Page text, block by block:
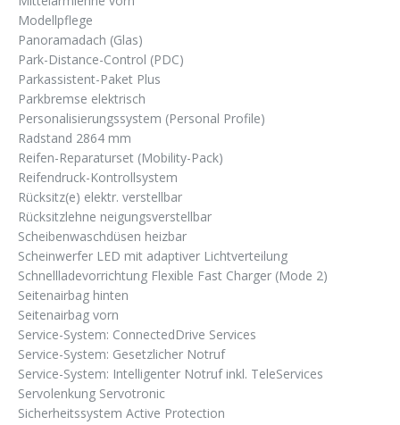
Modellpflege
Panoramadach (Glas)
Park-Distance-Control (PDC)
Parkassistent-Paket Plus
Parkbremse elektrisch
Personalisierungssystem (Personal Profile)
Radstand 2864 mm
Reifen-Reparaturset (Mobility-Pack)
Reifendruck-Kontrollsystem
Rücksitz(e) elektr. verstellbar
Rücksitzlehne neigungsverstellbar
Scheibenwaschdüsen heizbar
Scheinwerfer LED mit adaptiver Lichtverteilung
Schnellladevorrichtung Flexible Fast Charger (Mode 2)
Seitenairbag hinten
Seitenairbag vorn
Service-System: ConnectedDrive Services
Service-System: Gesetzlicher Notruf
Service-System: Intelligenter Notruf inkl. TeleServices
Servolenkung Servotronic
Sicherheitssystem Active Protection